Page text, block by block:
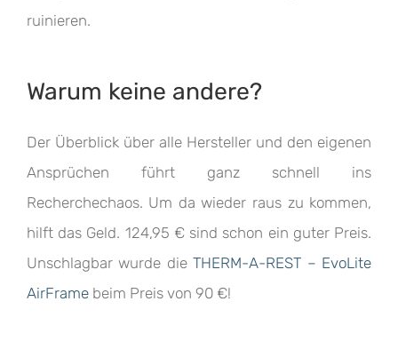
ruinieren.
Warum keine andere?
Der Überblick über alle Hersteller und den eigenen
Ansprüchen führt ganz schnell ins
Recherchechaos. Um da wieder raus zu kommen,
hilft das Geld. 124,95 € sind schon ein guter Preis.
Unschlagbar wurde dieTHERM-A-REST – EvoLite
AirFramebeim Preis von 90 €!